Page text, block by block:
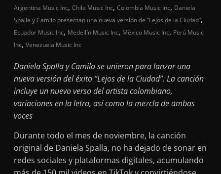
Argentina Music Inc,Chile Music Inc,Colombia Music Inc, Daniela
Spalla y Camilo presentan una nueva versión de “Lejos de la Ciudad”,
Ecuador Music Inc, Medellín Music Inc, México Music Inc, Perú Music
Inc,Venezuela Music Inc
Daniela Spalla y Camilo se unieron para lanzar una
nueva versión del éxito “Lejos de la Ciudad”. La canción
incluye un nuevo verso del artista colombiano,
variaciones en la letra, así como la mezcla de ambas
voces
Durante todo el mes de noviembre, la canción
original de Daniela Spalla, no ha dejado de sonar en
redes sociales y plataformas digitales, acumulando